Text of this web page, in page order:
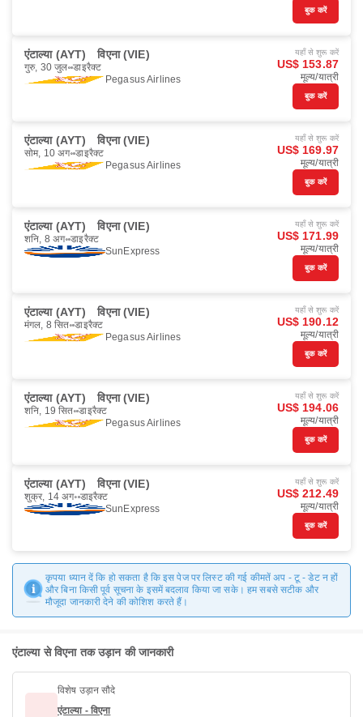
बुक करें
एंटाल्या (AYT) विएना (VIE)
गुरु, 30 जुल॰ डाइरैक्ट
Pegasus Airlines
यहाँ से शुरू करें
US$ 153.87
मूल्य/यात्री
बुक करें
एंटाल्या (AYT) विएना (VIE)
सोम, 10 अग॰ डाइरैक्ट
Pegasus Airlines
यहाँ से शुरू करें
US$ 169.97
मूल्य/यात्री
बुक करें
एंटाल्या (AYT) विएना (VIE)
शनि, 8 अग॰ डाइरैक्ट
SunExpress
यहाँ से शुरू करें
US$ 171.99
मूल्य/यात्री
बुक करें
एंटाल्या (AYT) विएना (VIE)
मंगल, 8 सित॰ डाइरैक्ट
Pegasus Airlines
यहाँ से शुरू करें
US$ 190.12
मूल्य/यात्री
बुक करें
एंटाल्या (AYT) विएना (VIE)
शनि, 19 सित॰ डाइरैक्ट
Pegasus Airlines
यहाँ से शुरू करें
US$ 194.06
मूल्य/यात्री
बुक करें
एंटाल्या (AYT) विएना (VIE)
शुक्र, 14 अग॰ डाइरैक्ट
SunExpress
यहाँ से शुरू करें
US$ 212.49
मूल्य/यात्री
बुक करें
कृपया ध्यान दें कि हो सकता है कि इस पेज पर लिस्ट की गई कीमतें अप - टू - डेट न हों
और बिना किसी पूर्व सूचना के इसमें बदलाव किया जा सके। हम सबसे सटीक और
मौजूदा जानकारी देने की कोशिश करते हैं।
एंटाल्या से विएना तक उड़ान की जानकारी
विशेष उड़ान सौदे
एंटाल्या - विएना